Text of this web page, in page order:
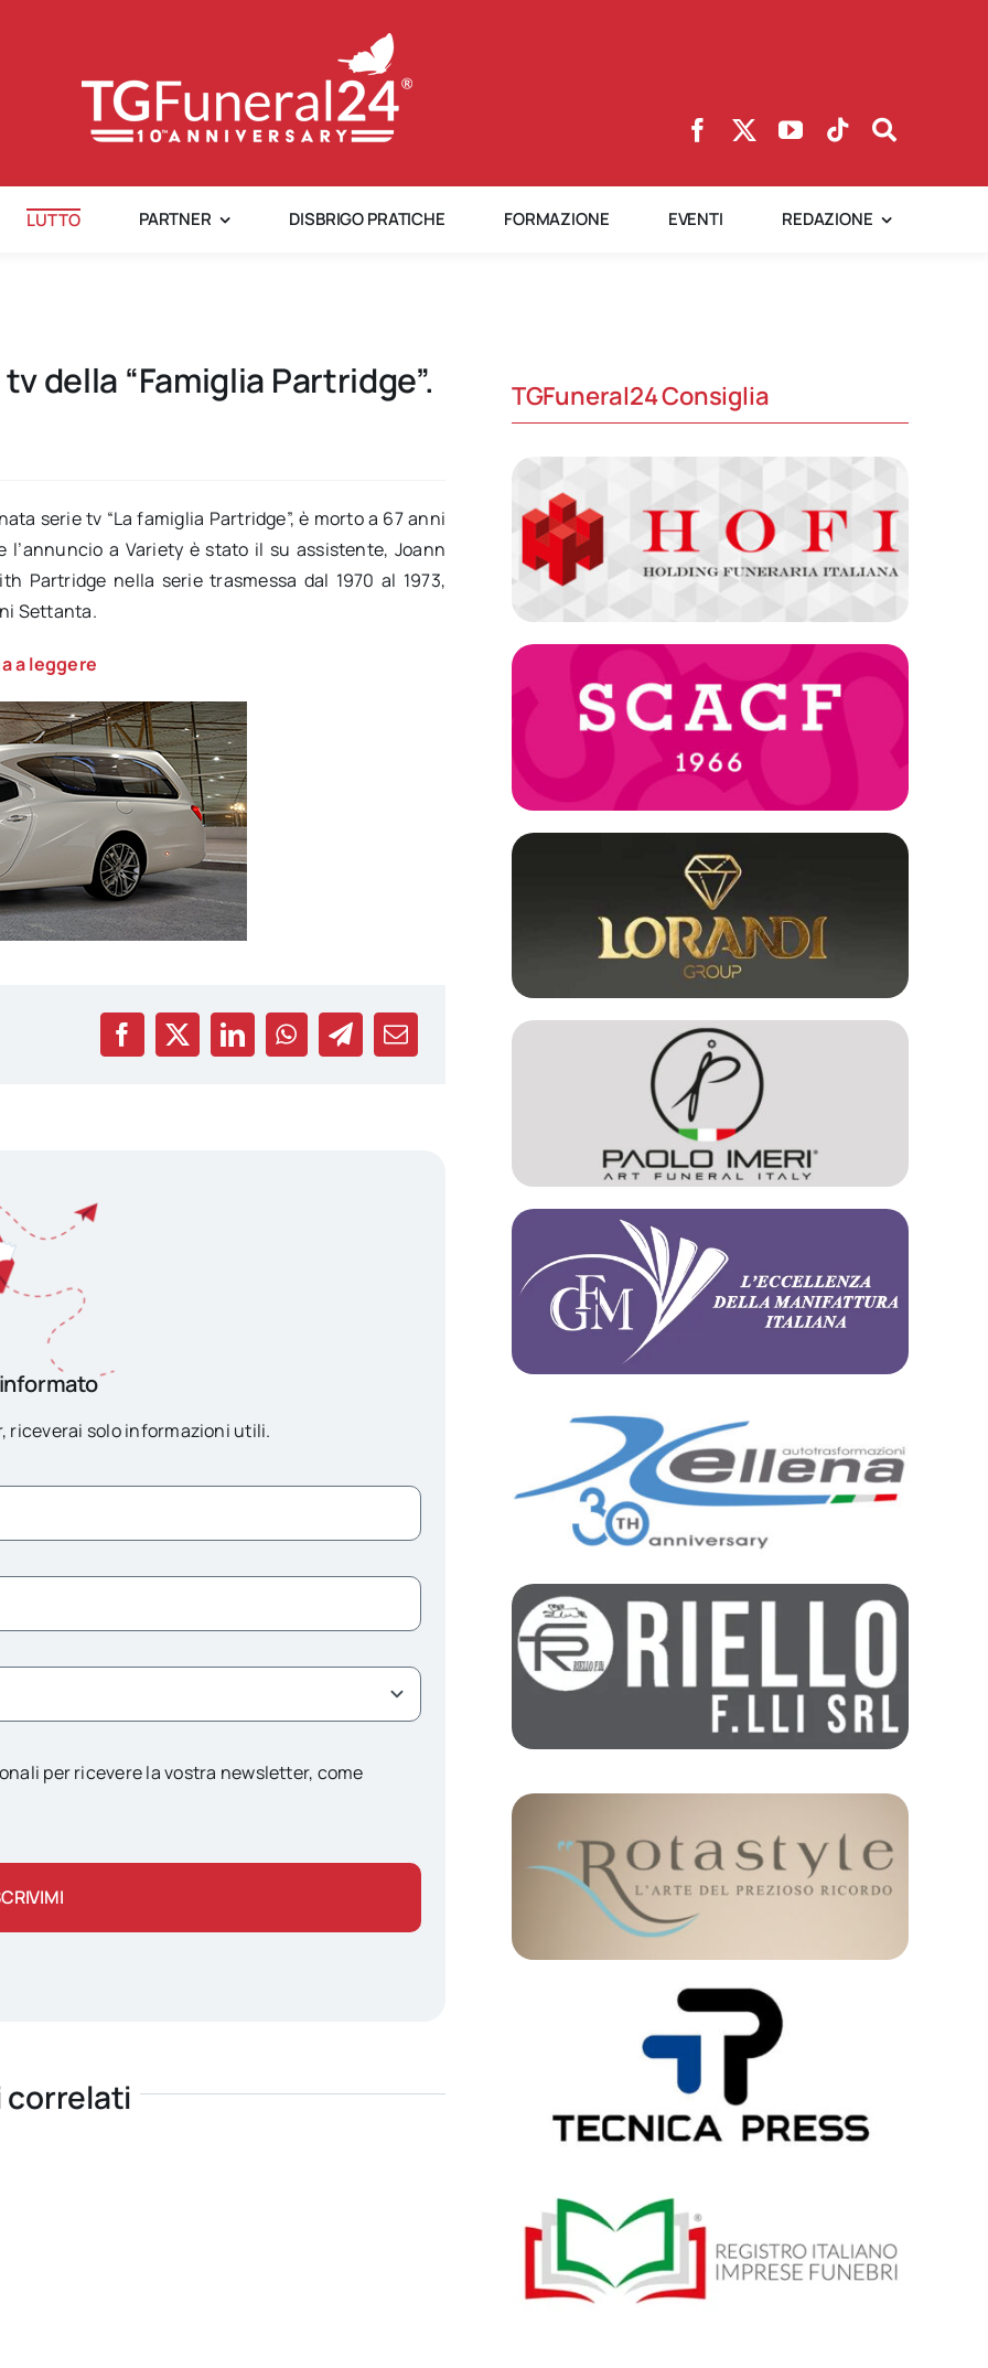
LUTTO PARTNER DISBRIGO PRATICHE FORMAZIONE EVENTI REDAZIONE
della “Famiglia Partridge”.
serie tv “La famiglia Partridge”, è morto a 67 anni
l’annuncio a Variety è stato il su assistente, Joann
Partridge nella serie trasmessa dal 1970 al 1973,
Settanta.
a leggere
riceverai solo informazioni utili.
per ricevere la vostra newsletter, come
correlati
TGFuneral24 Consiglia